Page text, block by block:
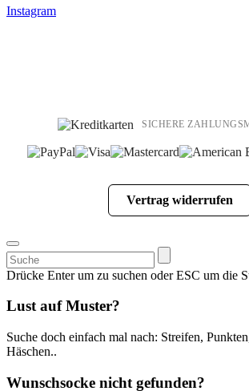
Instagram
SICHERE
Vertrag widerrufen
Suchen
nach:
Drücke Enter um zu suchen oder ESC um die
Lust auf Muster?
Suche doch einfach mal nach: Streifen,
Häschen..
Wunschsocke nicht gefunden?